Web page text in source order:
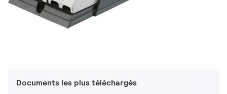
Documents les plus téléchargés